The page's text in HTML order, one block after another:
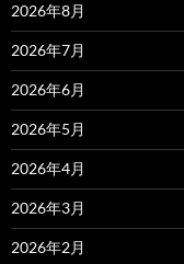
2026年8月
2026年7月
2026年6月
2026年5月
2026年4月
2026年3月
2026年2月